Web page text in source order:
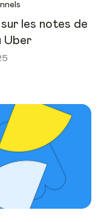
les notes de
Uber